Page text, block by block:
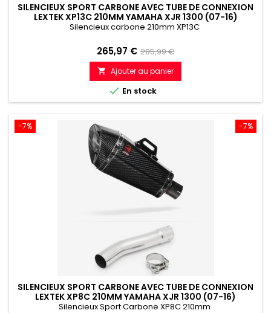
SILENCIEUX SPORT CARBONE AVEC TUBE DE CONNEXION
LEXTEK XP13C 210MM YAMAHA XJR 1300 (07-16)
Silencieux carbone 210mm XP13C
Prix
265,97 € Prix
de
référence
285,99 €
 Ajouter au panier
 En stock
-7%
-7%
SILENCIEUX SPORT CARBONE AVEC TUBE DE CONNEXION
LEXTEK XP8C 210MM YAMAHA XJR 1300 (07-16)
Silencieux Sport Carbone XP8C 210mm